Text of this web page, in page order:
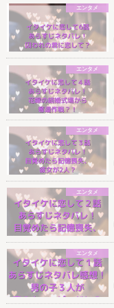
エンタメ
エンタメ
エンタメ
エンタメ
エンタメ